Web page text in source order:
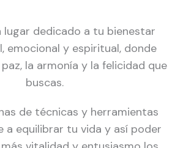
lugar dedicado a tu bienestar
emocional y espiritual, donde
la armonía y la felicidad que
buscas.
de técnicas y herramientas
a equilibrar tu vida y así poder